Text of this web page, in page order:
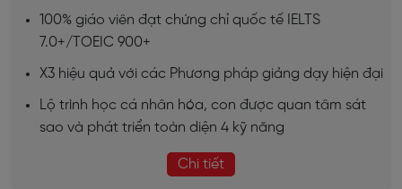
100% giáo viên đạt chứng chỉ quốc tế IELTS
7.0+/TOEIC 900+
X3 hiệu quả với các Phương pháp giảng dạy hiện đại
Lộ trình học cá nhân hóa, con được quan tâm sát
sao và phát triển toàn diện 4 kỹ năng
Chi tiết